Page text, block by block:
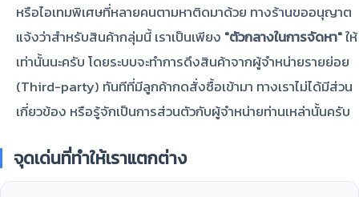
หรือไอเทมพิเศษที่หลายคนตามหาติดมาด้วย ทางร้านขออนุญาต
แจ้งว่าสำหรับสินค้ากลุ่มนี้ เราเป็นเพียง "ตัวกลางในการจัดหา"ให้
เท่านั้นนะครับ โดยระบบจะทำการดึงสินค้าจากผู้จำหน่ายรายย่อย
(Third-party) ทันทีที่มีลูกค้ากดสั่งซื้อเข้ามา ทางเราไม่ได้มีส่วน
เกี่ยวข้อง หรือรู้จักเป็นการส่วนตัวกับผู้จำหน่ายท่านเหล่านั้นครับ
จุดเด่นที่ทำให้เราแตกต่าง